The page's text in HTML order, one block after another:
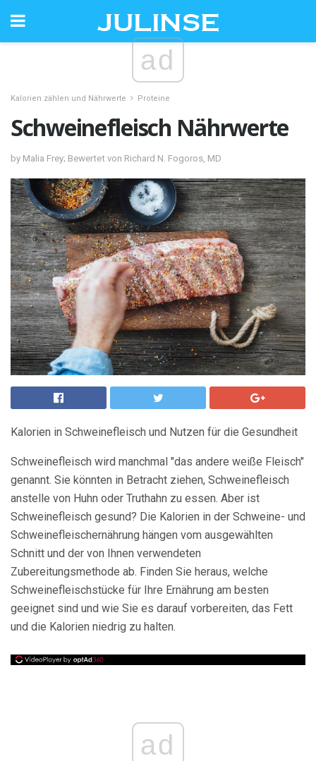
ad
Kalorien zählen und Nährwerte Proteine
Schweinefleisch Nährwerte
by Malia Frey; Bewertet von Richard N. Fogoros, MD
Kalorien in Schweinefleisch und Nutzen für die Gesundheit
Schweinefleisch wird manchmal "das andere weiße Fleisch"
genannt. Sie könnten in Betracht ziehen, Schweinefleisch
anstelle von Huhn oder Truthahn zu essen. Aber ist
Schweinefleisch gesund? Die Kalorien in der Schweine- und
Schweinefleischernährung hängen vom ausgewählten
Schnitt und der von Ihnen verwendeten
Zubereitungsmethode ab. Finden Sie heraus, welche
Schweinefleischstücke für Ihre Ernährung am besten
geeignet sind und wie Sie es darauf vorbereiten, das Fett
und die Kalorien niedrig zu halten.
ad